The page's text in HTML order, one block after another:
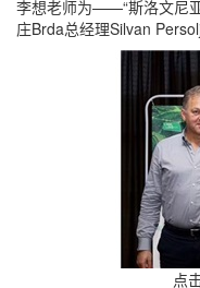
李想老师为——“斯洛文尼
庄Brda总经理Silvan
点